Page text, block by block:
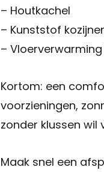
– Houtkachel
– Kunststof
–
Kortom: een
voorzieningen,
zonder klussen wil
Maak snel een